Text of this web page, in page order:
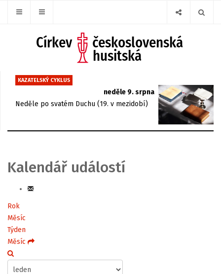
KAZATELSKÝ CYKLUS
neděle 9. srpna
Neděle po svatém Duchu (19. v mezidobí)
Kalendář událostí
Rok
Měsíc
Týden
Měsíc